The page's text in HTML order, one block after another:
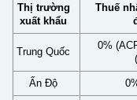
Thị trường
xuất khẩu
Thuế
Trung Quốc
0%
Ấn Độ